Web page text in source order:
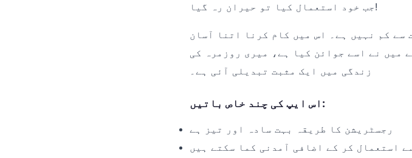
جب خود استعمال کیا تو حیران رہ گیا!
سے کم نہیں ہے۔ اس میں کام کرنا اتنا آسان
میں نے اسے جوائن کیا ہے، میری روزمرہ کی
زندگی میں ایک مثبت تبدیلی آئی ہے۔
اس ایپ کی چند خاص باتیں:
رجسٹریشن کا طریقہ بہت سادہ اور تیز ہے
استعمال کر کے اضافی آمدنی کما سکتے ہیں